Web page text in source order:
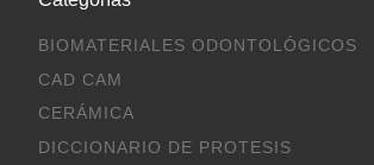
BIOMATERIALES ODONTOLÓGICOS
CAD CAM
CERÁMICA
DICCIONARIO DE PROTESIS